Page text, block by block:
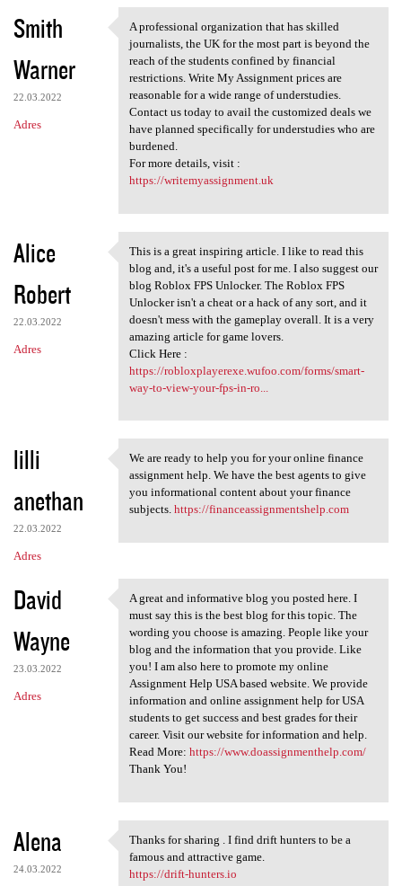
Smith
Warner
22.03.2022
Adres
A professional organization
A professional organization that has skilled
journalists, the UK for the most part is beyond the
reach of the students confined by financial
restrictions. Write My Assignment prices are
reasonable for a wide range of understudies.
Contact us today to avail the customized deals we
have planned specifically for understudies who are
burdened.
For more details, visit :
https://writemyassignment.uk
Alice
Robert
22.03.2022
Adres
This is a great inspiring
This is a great inspiring article. I like to read this
blog and, it's a useful post for me. I also suggest our
blog Roblox FPS Unlocker. The Roblox FPS
Unlocker isn't a cheat or a hack of any sort, and it
doesn't mess with the gameplay overall. It is a very
amazing article for game lovers.
Click Here :
https://robloxplayerexe.wufoo.com/forms/smart-
way-to-view-your-fps-in-ro...
lilli
anethan
22.03.2022
Adres
We are ready to help you for
We are ready to help you for your online finance
assignment help. We have the best agents to give
you informational content about your finance
subjects. https://financeassignmentshelp.com
David
Wayne
23.03.2022
Adres
A great and informative blog
A great and informative blog you posted here. I
must say this is the best blog for this topic. The
wording you choose is amazing. People like your
blog and the information that you provide. Like
you! I am also here to promote my online
Assignment Help USA based website. We provide
information and online assignment help for USA
students to get success and best grades for their
career. Visit our website for information and help.
Read More: https://www.doassignmenthelp.com/
Thank You!
Alena
24.03.2022
Thanks for sharing . I find
Thanks for sharing . I find drift hunters to be a
famous and attractive game.
https://drift-hunters.io